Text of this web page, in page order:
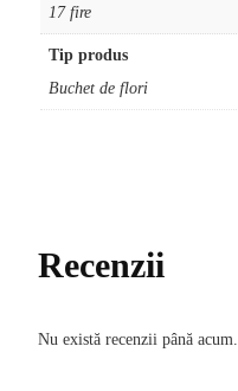
17 fire
Tip produs
Buchet de flori
Recenzii
Nu există recenzii până acum.